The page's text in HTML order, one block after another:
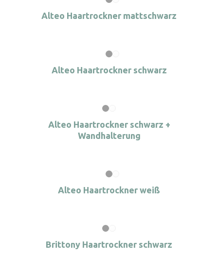
Alteo Haartrockner mattschwarz
Alteo Haartrockner schwarz
Alteo Haartrockner schwarz +
Wandhalterung
Alteo Haartrockner weiß
Brittony Haartrockner schwarz